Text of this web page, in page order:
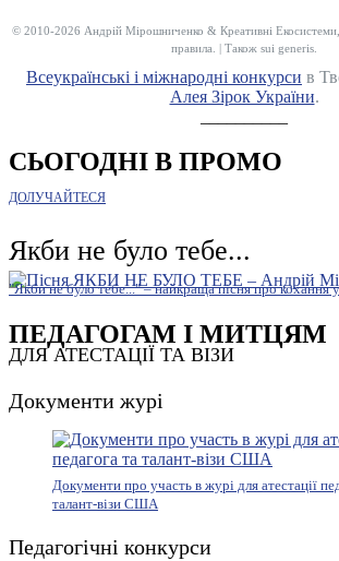
© 2010-2026 Андрій Мірошниченко & Креативні Екосистеми,
правила. | Також sui generis.
Всеукраїнські і міжнародні конкурси в
Алея Зірок України.
СЬОГОДНІ В ПРОМО
ДОЛУЧАЙТЕСЯ
Якби не було тебе...
"Якби не було тебе..." – найкраща пісня про кохання
ПЕДАГОГАМ І МИТЦЯМ
ДЛЯ АТЕСТАЦІЇ ТА ВІЗИ
Документи журі
Документи про участь в журі для атестації
талант-візи США
Педагогічні конкурси